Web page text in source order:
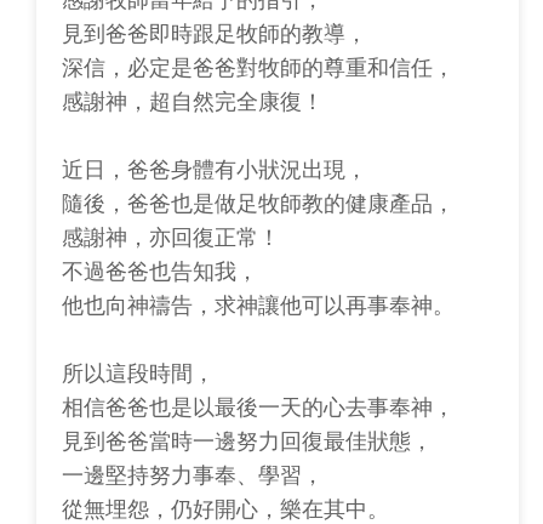
見到爸爸即時跟足牧師的教導，
深信，必定是爸爸對牧師的尊重和信任，
感謝神，超自然完全康復！
近日，爸爸身體有小狀況出現，
隨後，爸爸也是做足牧師教的健康產品，
感謝神，亦回復正常！
不過爸爸也告知我，
他也向神禱告，求神讓他可以再事奉神。
所以這段時間，
相信爸爸也是以最後一天的心去事奉神，
見到爸爸當時一邊努力回復最佳狀態，
一邊堅持努力事奉、學習，
從無埋怨，仍好開心，樂在其中。